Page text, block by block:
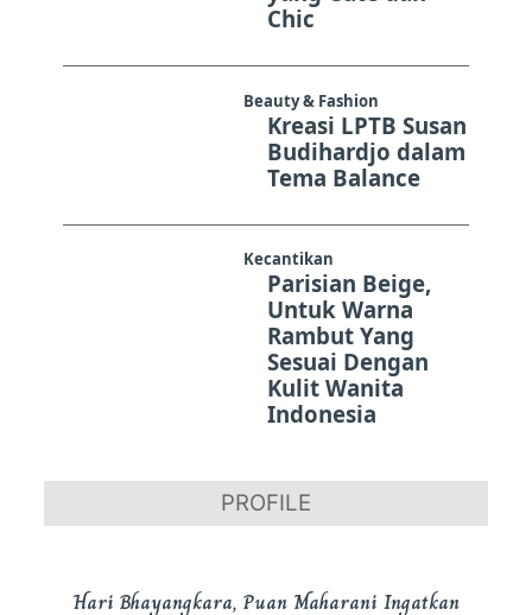
Chic
Beauty & Fashion
Kreasi LPTB Susan
Budihardjo dalam
Tema Balance
Kecantikan
Parisian Beige,
Untuk Warna
Rambut Yang
Sesuai Dengan
Kulit Wanita
Indonesia
PROFILE
Hari Bhayangkara, Puan Maharani Ingatkan